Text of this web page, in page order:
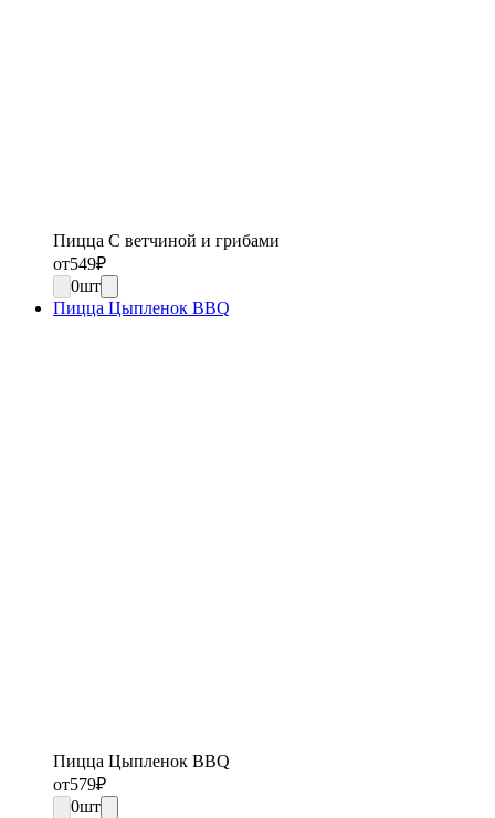
Пицца С ветчиной и грибами
от549₽
0шт
Пицца Цыпленок BBQ
Пицца Цыпленок BBQ
от579₽
0шт